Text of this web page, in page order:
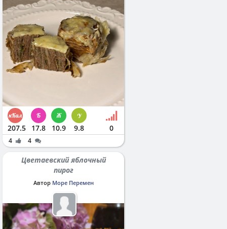
207.5 17.8 10.9 9.8 0
4 4
Цветаевский яблочный
пирог
Автор Море Перемен